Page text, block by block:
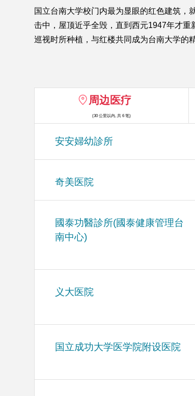
国立台南大学校门内最为显眼的红色建筑，
击中，屋顶近乎全毁，直到西元1947年才
巡视时所种植，与红楼共同成为台南大学的
周边医疗
(30 公里以内, 共 6 笔)
安安婦幼診所
奇美医院
國泰功醫診所(國泰健康管理台
南中心)
义大医院
国立成功大学医学院附设医院